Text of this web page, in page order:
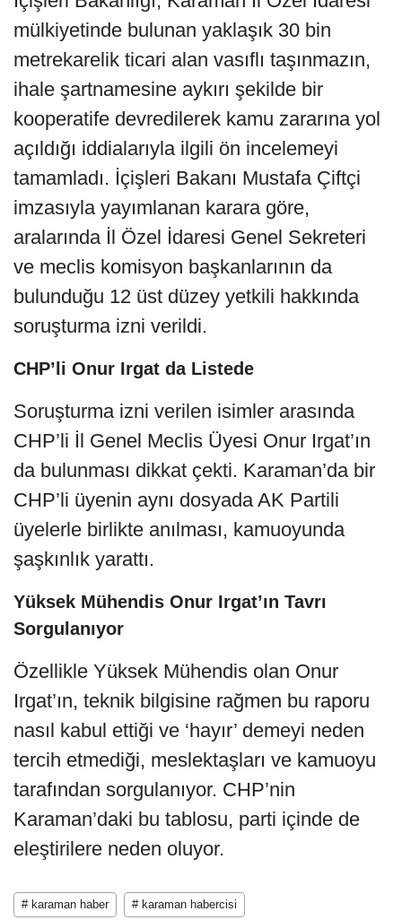
mülkiyetinde bulunan yaklaşık 30 bin
metrekarelik ticari alan vasıflı taşınmazın,
ihale şartnamesine aykırı şekilde bir
kooperatife devredilerek kamu zararına yol
açıldığı iddialarıyla ilgili ön incelemeyi
tamamladı. İçişleri Bakanı Mustafa Çiftçi
imzasıyla yayımlanan karara göre,
aralarında İl Özel İdaresi Genel Sekreteri
ve meclis komisyon başkanlarının da
bulunduğu 12 üst düzey yetkili hakkında
soruşturma izni verildi.
CHP’li Onur Irgat da Listede
Soruşturma izni verilen isimler arasında
CHP’li İl Genel Meclis Üyesi Onur Irgat’ın
da bulunması dikkat çekti. Karaman’da bir
CHP’li üyenin aynı dosyada AK Partili
üyelerle birlikte anılması, kamuoyunda
şaşkınlık yarattı.
Yüksek Mühendis Onur Irgat’ın Tavrı
Sorgulanıyor
Özellikle Yüksek Mühendis olan Onur
Irgat’ın, teknik bilgisine rağmen bu raporu
nasıl kabul ettiği ve ‘hayır’ demeyi neden
tercih etmediği, meslektaşları ve kamuoyu
tarafından sorgulanıyor. CHP’nin
Karaman’daki bu tablosu, parti içinde de
eleştirilere neden oluyor.
# karaman haber # karaman habercisi